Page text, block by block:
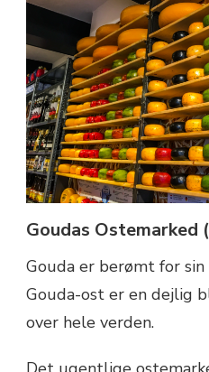
Goudas Ostemarked
Gouda er berømt for
Gouda-ost er en dejlig
over hele verden.